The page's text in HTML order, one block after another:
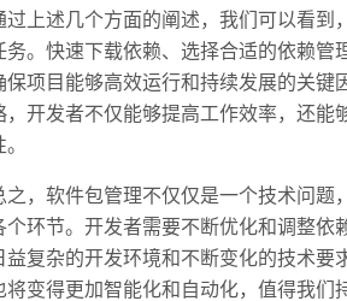
过上述几个方面的阐述，我们可以看到
务。快速下载依赖、选择合适的依赖管
保项目能够高效运行和持续发展的关键
，开发者不仅能够提高工作效率，还
之，软件包管理不仅仅是一个技术问
个环节。开发者需要不断优化和调整依
益复杂的开发环境和不断变化的技术
将变得更加智能化和自动化，值得我们